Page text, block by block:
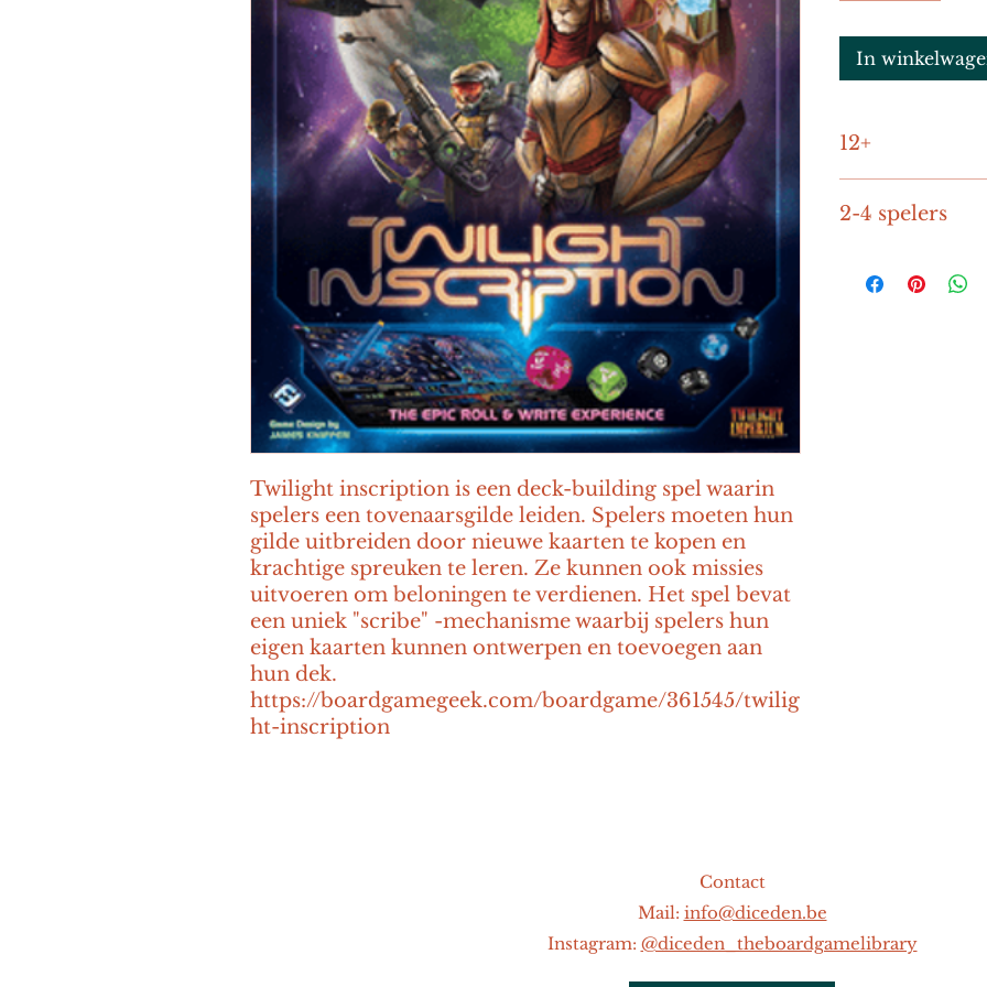
Twilight inscription is een deck-building spel waarin
spelers een tovenaarsgilde leiden. Spelers moeten hun
gilde uitbreiden door nieuwe kaarten te kopen en
krachtige spreuken te leren. Ze kunnen ook missies
uitvoeren om beloningen te verdienen. Het spel bevat
een uniek "scribe" -mechanisme waarbij spelers hun
eigen kaarten kunnen ontwerpen en toevoegen aan
hun dek.
https://boardgamegeek.com/boardgame/361545/twilig
ht-inscription
In
12+
2-4 spelers
Contact
Mail: info@diceden.be
Instagram: @diceden_theboardgamelibrary